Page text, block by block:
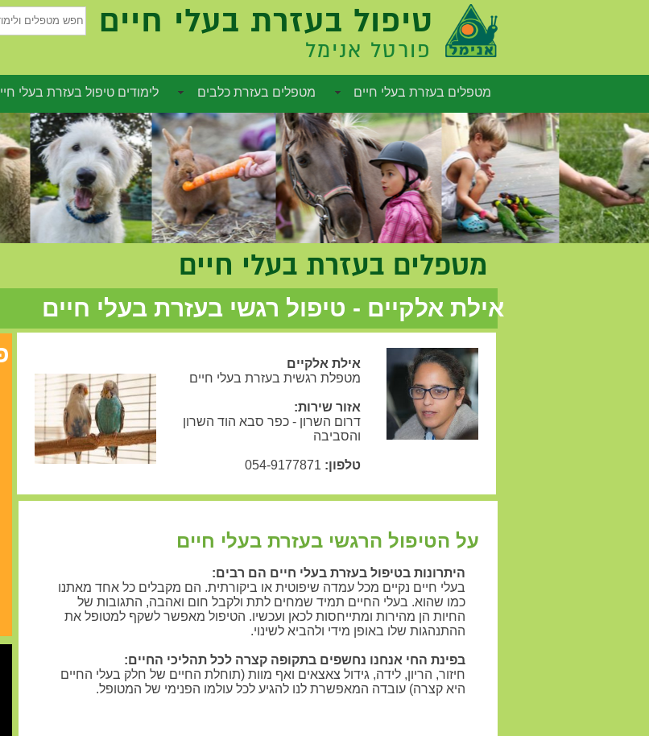
מטפלים בעזרת בעלי חיים מטפלים בעזרת כלבים לימודים טיפול בעזרת בעלי
אפשרויות שיווק
טיפול בעזרת בעלי חיים
פורטל אנימל
מטפלים
מטפלים בעזרת בעלי חיים
אילת אלקיים
מטפלת רגשית בעזרת בעלי חיים
אזור שירות:
דרום השרון - כפר סבא הוד השרון
והסביבה
טלפון:
היתרונות בטיפול בעזרת בעלי חיים הם רבים:
בעלי חיים נקיים מכל עמדה שיפוטית או ביקורתית. הם מקבלים כל אחד מאתנו
כמו שהוא. בעלי החיים תמיד שמחים לתת ולקבל חום ואהבה, התגובות של
החיות הן מהירות ומתייחסות לכאן ועכשיו. הטיפול מאפשר לשקף למטופל את
ההתנהגות שלו באופן מידי ולהביא לשינוי.
בפינת החי אנחנו נחשפים בתקופה קצרה לכל תהליכי החיים:
חיזור, הריון, לידה, גידול צאצאים ואף מוות (תוחלת החיים של חלק בעלי החיים
היא קצרה) עובדה המאפשרת לנו להגיע לכל עולמו הפנימי של המטופל.
על הטיפול הרגשי בעזרת בעלי חיים
אילת אלקיים - טיפול רגשי בעזרת בעלי חיים